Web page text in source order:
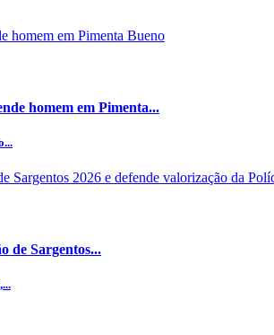
homem em Pimenta...
de Sargentos...